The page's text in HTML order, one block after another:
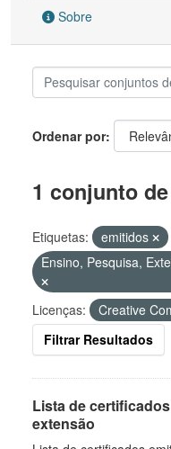
Sobre
Ordenar por
1 conjunto
Etiquetas: emitidos
Ensino, Pesquisa,
Licenças:
Creative
Filtrar Resultados
Lista de
extensão